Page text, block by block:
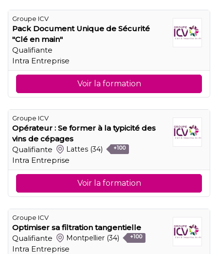
Groupe ICV
Pack Document Unique de Sécurité
"Clé en main"
Qualifiante
Intra Entreprise
Voir la formation
Groupe ICV
Opérateur : Se former à la typicité des
vins de cépages
Qualifiante
Lattes (34) +100
Intra Entreprise
Voir la formation
Groupe ICV
Optimiser sa filtration tangentielle
Qualifiante
Montpellier (34) +100
Intra Entreprise